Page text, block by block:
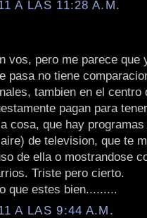
A LAS 11:28 A.M.
vos, pero me parece que
pasa no tiene
tambien en el centro
pagan para
cosa, que hay
de television, que te
de ella o mostrandose
Triste pero cierto.
que estes bien.........
A LAS 9:44 A.M.